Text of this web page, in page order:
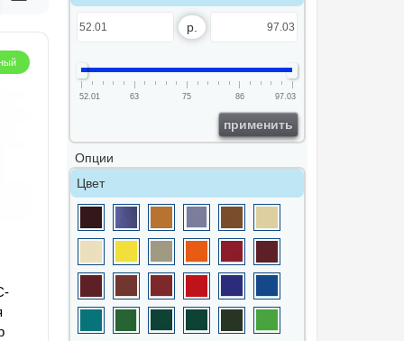
р.
52.01 63 75 86 97.03
применить
Опции
Цвет